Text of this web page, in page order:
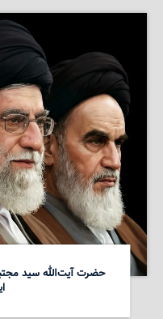
حضرت آیت‌الله سید